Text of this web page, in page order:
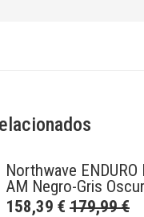
Northwave ENDURO
AM Negro-Gris
158,39 € 179,99€